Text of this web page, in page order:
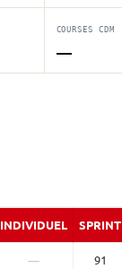
COURSES CDM
—
INDIVIDUEL SPRINT
— 91